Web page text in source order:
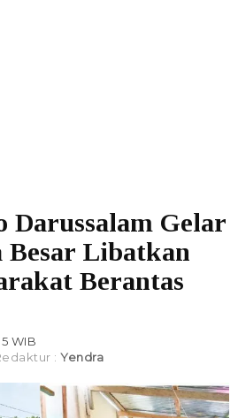
Darussalam Gelar
Besar Libatkan
Berantas
WIB
: Yendra